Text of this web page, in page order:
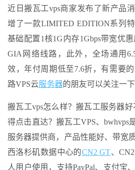
近日搬瓦工vps商家发布了新产品
增了一款LIMITED EDITION系列
基础配置1核1G内存1Gbps带宽优
GIA网络线路，此外，全场通用
效，年付周期低至7.6折，有需要
路VPS云服务器的朋友可以关注一下
搬瓦工vps怎么样？搬瓦工服务器
得点击直达？搬瓦工VPS、bwhvps
服务器提供商，产品性能好、带宽
西洛杉矶数据中心的CN2 GT、
人用户使用，支持PayPal、支付宝